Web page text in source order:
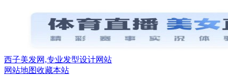
西子美发网,专业发型设计网站
网站地图收藏本站